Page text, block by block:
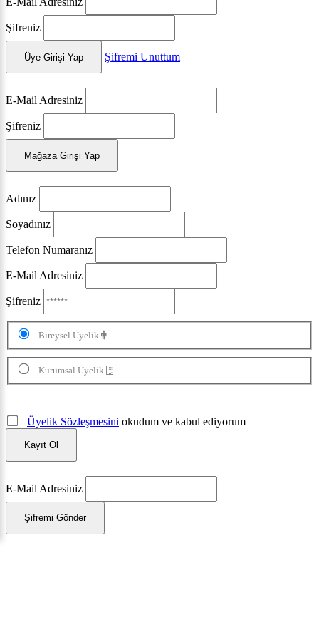
Şifreniz
Üye Girişi Yap Şifremi Unuttum
E-Mail Adresiniz
Şifreniz
Mağaza Girişi Yap
Adınız
Soyadınız
Telefon Numaranız
E-Mail Adresiniz
Şifreniz
Bireysel Üyelik
Kurumsal Üyelik
Üyelik Sözleşmesini okudum ve kabul ediyorum
Kayıt Ol
E-Mail Adresiniz
Şifremi Gönder